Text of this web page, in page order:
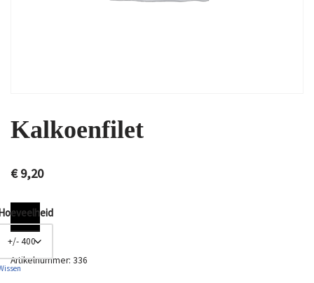
Kalkoenfilet
€9,20
Artikelnummer: 336